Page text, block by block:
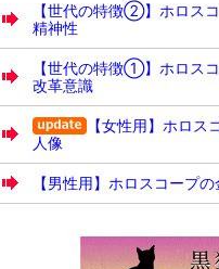
【世代の特徴②】ホロス
精神性
【世代の特徴①】ホロス
改革意識
【女性用】ホロ
人像
【男性用】ホロスコープ